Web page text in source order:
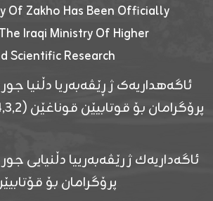
Of Zakho Has Been Officially
Iraqi Ministry Of Higher
Scientific Research
ئاگەهداریەک ژ ڕێڤەبەریا دڵنیا
ئاگەداریەك ژ رێڤەبەرییا دڵنیایی
پرۆگرامان بۆ